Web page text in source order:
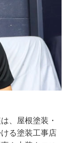
、屋根塗装・
る塗装工事店